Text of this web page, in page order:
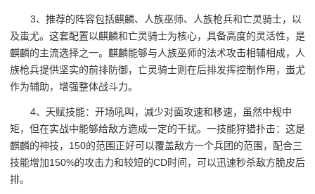
3、推荐的阵容包括麒麟、人族巫师、人族枪兵和亡灵骑士，以
及蚩尤。这套配置以麒麟和亡灵骑士为核心，具备高度的灵活性，是
麒麟的主流选择之一。麒麟能够与人族巫师的法术攻击相辅相成，人
族枪兵提供坚实的前排防御，亡灵骑士则在后排发挥控制作用，蚩尤
作为辅助，增强整体战斗力。
4、天赋技能：开场吼叫，减少对面攻速和移速，虽然中规中
矩，但在实战中能够给敌方造成一定的干扰。一技能狩猎扑击：这是
麒麟的神技，150的范围正好可以覆盖敌方一个兵团的范围，配合三
技能增加150%的攻击力和较短的CD时间，可以迅速秒杀敌方脆皮后
排。